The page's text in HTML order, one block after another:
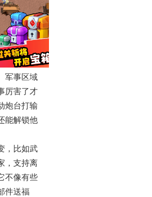
军事区域
厉害了才
炮台打输
能解锁他
，比如武
，支持离
不像有些
件送福